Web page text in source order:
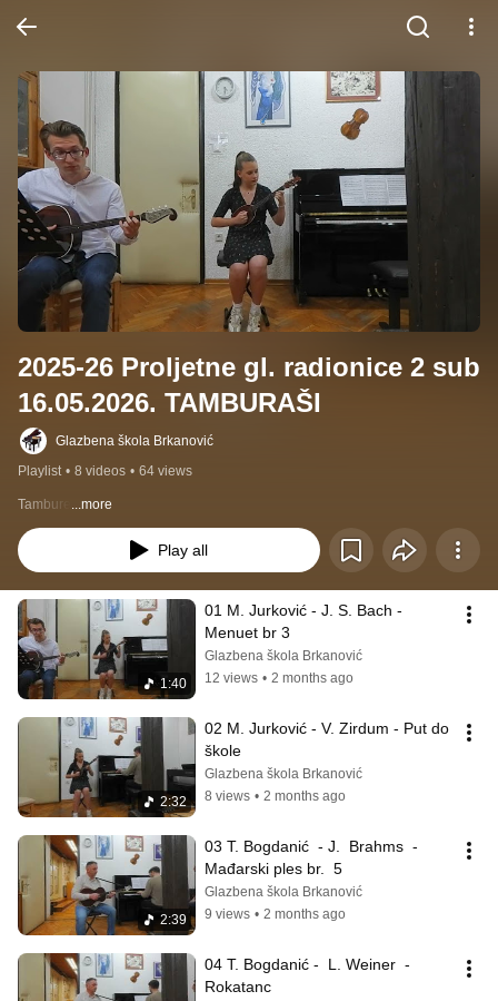
2025-26 Proljetne gl. radionice 2 sub
16.05.2026. TAMBURAŠI
Glazbena škola Brkanović
Playlist • 8 videos • 64 views
Tambure ...more
Play all
1:40
01 M. Jurković - J. S. Bach -
Menuet br 3
Glazbena škola Brkanović
12 views • 2 months ago
2:32
02 M. Jurković - V. Zirdum - Put do
škole
Glazbena škola Brkanović
8 views • 2 months ago
2:39
03 T. Bogdanić  - J.  Brahms  -
Mađarski ples br.  5
Glazbena škola Brkanović
9 views • 2 months ago
04 T. Bogdanić -  L. Weiner  -
Rokatanc